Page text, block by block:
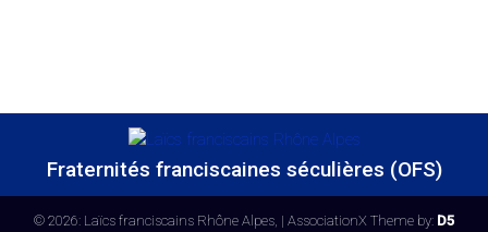
Fraternités franciscaines séculières (OFS)
© 2026: Laïcs franciscains Rhône Alpes, | AssociationX Theme by: D5